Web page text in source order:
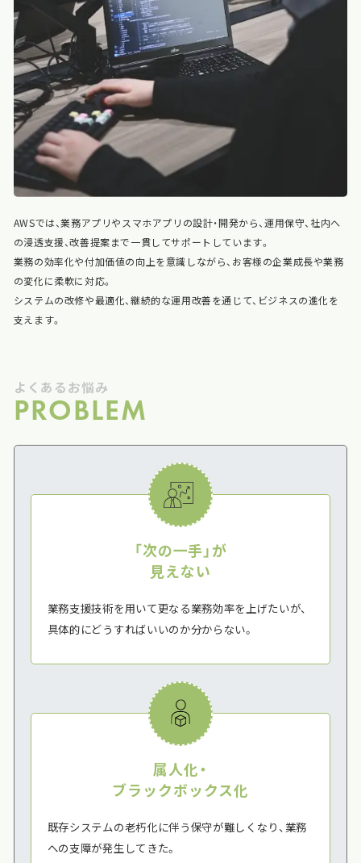
AWSでは、業務アプリやスマホアプリの設計・開発から、運用保守、社内へ
の浸透支援、改善提案まで一貫してサポートしています。
業務の効率化や付加価値の向上を意識しながら、お客様の企業成長や業務
の変化に柔軟に対応。
システムの改修や最適化、継続的な運用改善を通じて、ビジネスの進化を
支えます。
よくあるお悩み
PROBLEM
「次の一手」が
見えない
業務支援技術を用いて更なる業務効率を上げたいが、
具体的にどうすればいいのか分からない。
属人化・
ブラックボックス化
既存システムの老朽化に伴う保守が難しくなり、業務
への支障が発生してきた。